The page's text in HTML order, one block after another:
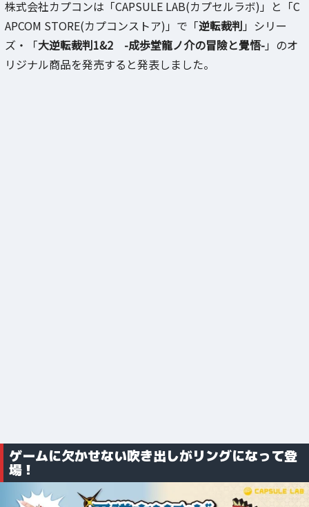
株式会社カプコンは「CAPSULE LAB(カプセルラボ)」と「C
APCOM STORE(カプコンストア)」で「逆転裁判 」シリー
ズ・「大逆転裁判1&2 -成歩堂龍ノ介の冒險と覺悟-」のオ
リジナル商品を発売すると発表しました。
ゲームに欠かせない吹き出しがリングになって登
場！